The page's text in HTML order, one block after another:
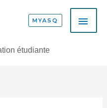
MYASQ
étudiante